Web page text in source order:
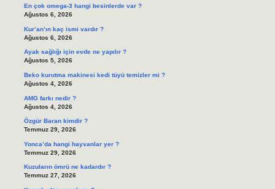
En çok omega-3 hangi besinlerde var ?
Ağustos 6, 2026
Kur’an’ın kaç ismi vardır ?
Ağustos 6, 2026
Ayak sağlığı için evde ne yapılır ?
Ağustos 5, 2026
Beko kurutma makinesi kedi tüyü temizler mi ?
Ağustos 4, 2026
AMG farkı nedir ?
Ağustos 4, 2026
Özgür Baran kimdir ?
Temmuz 29, 2026
Yonca’da hangi hayvanlar yer ?
Temmuz 29, 2026
Kuzuların ömrü ne kadardır ?
Temmuz 27, 2026